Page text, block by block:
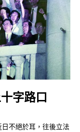
字路口
日不絕於耳，往後立法